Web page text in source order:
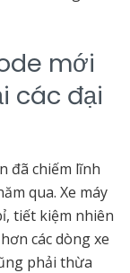
mới
các đại
đã chiếm lĩnh
qua. Xe máy
tiết kiệm nhiên
các dòng xe
phải thừa